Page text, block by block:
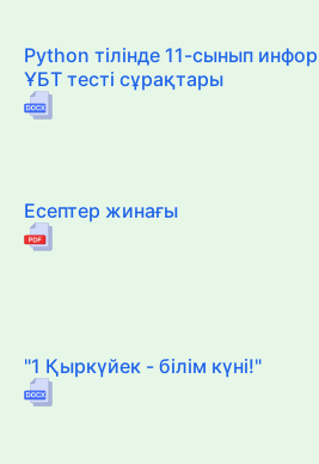
Python тілінде 11-сынып
ҰБТ тесті сұрақтары
Есептер жинағы
"1 Қыркүйек - білім күні!"